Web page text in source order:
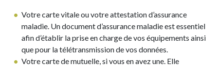
Votre carte vitale ou votre attestation d’assurance
maladie. Un document d’assurance maladie est essentiel
afin d’établir la prise en charge de vos équipements ainsi
que pour la télétransmission de vos données.
Votre carte de mutuelle, si vous en avez une. Elle